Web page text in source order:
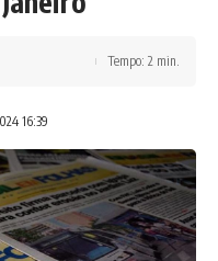
16:39
Tempo: 2 min.